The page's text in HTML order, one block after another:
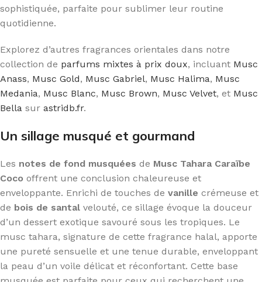
sophistiquée, parfaite pour sublimer leur routine
quotidienne.
Explorez d’autres fragrances orientales dans notre
collection de parfums mixtes à prix doux, incluant Musc
Anass, Musc Gold, Musc Gabriel, Musc Halima, Musc
Medania, Musc Blanc, Musc Brown, Musc Velvet, et Musc
Bella sur astridb.fr.
Un sillage musqué et gourmand
Les notes de fond musquées de Musc Tahara Caraïbe
Coco offrent une conclusion chaleureuse et
enveloppante. Enrichi de touches de vanille crémeuse et
de bois de santal velouté, ce sillage évoque la douceur
d’un dessert exotique savouré sous les tropiques. Le
musc tahara, signature de cette fragrance halal, apporte
une pureté sensuelle et une tenue durable, enveloppant
la peau d’un voile délicat et réconfortant. Cette base